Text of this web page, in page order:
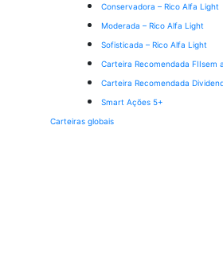
Conservadora – Rico Alfa Light
Moderada – Rico Alfa Light
Sofisticada – Rico Alfa Light
Carteira Recomendada FIIsem
Carteira Recomendada
Smart Ações 5+
Carteiras globais